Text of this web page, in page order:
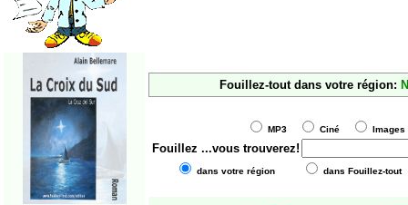
Fouillez-tout dans votre région:
MP3 Ciné
Fouillez ...vous trouverez!
dans votre région dans Fouillez-tout